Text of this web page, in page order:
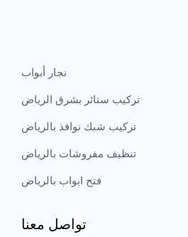
نجار أبواب
تركيب ستائر بشرق الرياض
تركيب شبك نوافذ بالرياض
تنظيف مفروشات بالرياض
فتح ابواب بالرياض
تواصل معنا